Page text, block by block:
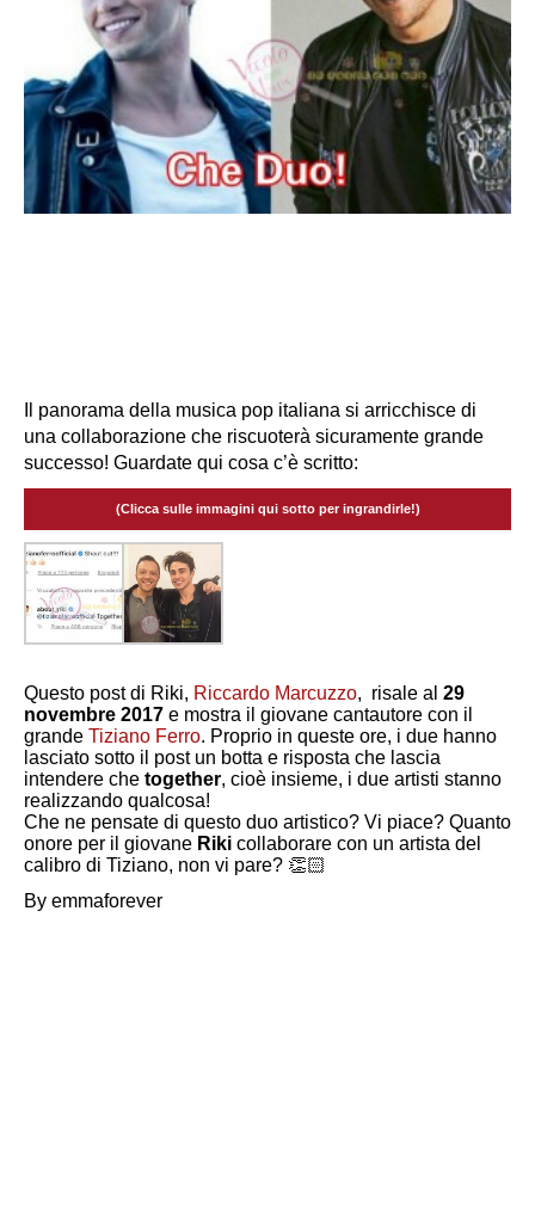
Il panorama della musica pop italiana si arricchisce di
una collaborazione che riscuoterà sicuramente grande
successo! Guardate qui cosa c’è scritto:
(Clicca sulle immagini qui sotto per ingrandirle!)
Questo post di Riki, Riccardo Marcuzzo, risale al 29
novembre 2017 e mostra il giovane cantautore con il
grande Tiziano Ferro. Proprio in queste ore, i due hanno
lasciato sotto il post un botta e risposta che lascia
intendere che together, cioè insieme, i due artisti stanno
realizzando qualcosa!
Che ne pensate di questo duo artistico? Vi piace? Quanto
onore per il giovane Riki collaborare con un artista del
calibro di Tiziano, non vi pare? 👏🏻
By emmaforever